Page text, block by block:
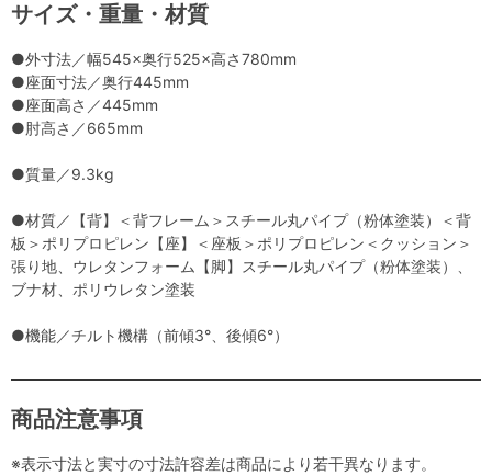
サイズ・重量・材質
●外寸法／幅545×奥行525×高さ780mm
●座面寸法／奥行445mm
●座面高さ／445mm
●肘高さ／665mm
●質量／9.3kg
●材質／【背】＜背フレーム＞スチール丸パイプ（粉体塗装）＜背
板＞ポリプロピレン【座】＜座板＞ポリプロピレン＜クッション＞
張り地、ウレタンフォーム【脚】スチール丸パイプ（粉体塗装）、
ブナ材、ポリウレタン塗装
●機能／チルト機構（前傾3°、後傾6°）
商品注意事項
※表示寸法と実寸の寸法許容差は商品により若干異なります。